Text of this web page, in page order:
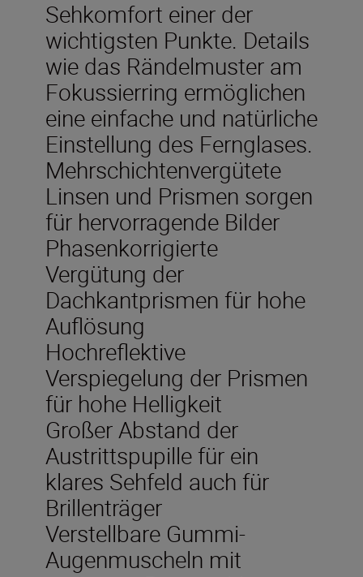
Sehkomfort einer der
wichtigsten Punkte. Details
wie das Rändelmuster am
Fokussierring ermöglichen
eine einfache und natürliche
Einstellung des Fernglases.
Mehrschichtenvergütete
Linsen und Prismen sorgen
für hervorragende Bilder
Phasenkorrigierte
Vergütung der
Dachkantprismen für hohe
Auflösung
Hochreflektive
Verspiegelung der Prismen
für hohe Helligkeit
Großer Abstand der
Austrittspupille für ein
klares Sehfeld auch für
Brillenträger
Verstellbare Gummi-
Augenmuscheln mit